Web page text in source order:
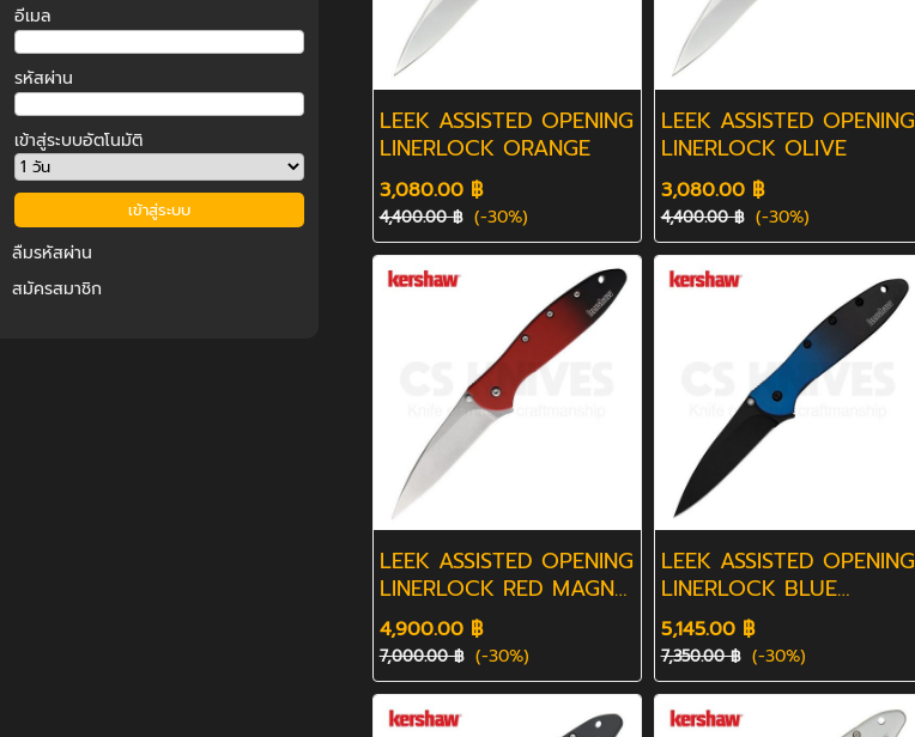
อีเมล
รหัสผ่าน
เข้าสู่ระบบอัตโนมัติ
ลืมรหัสผ่าน
สมัครสมาชิก
LEEK ASSISTED OPENING
LINERLOCK ORANGE
3,080.00 ฿
4,400.00 ฿ (-30%)
LEEK ASSISTED OPENING
LINERLOCK OLIVE
3,080.00 ฿
4,400.00 ฿ (-30%)
LEEK ASSISTED OPENING
LINERLOCK RED MAGNA
CUT
4,900.00 ฿
7,000.00 ฿ (-30%)
LEEK ASSISTED OPENING
LINERLOCK BLUE
MAGNA CUT
5,145.00 ฿
7,350.00 ฿ (-30%)